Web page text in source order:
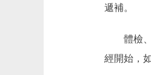
遞補。
體檢、考
經開始，